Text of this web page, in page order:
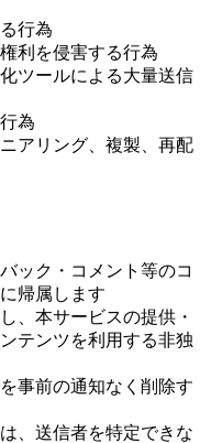
行為
利を侵害する行為
ツールによる大量送信
為
アリング、複製、再配
ック・コメント等のコ
帰属します
、本サービスの提供・
テンツを利用する非独
事前の通知なく削除す
、送信者を特定できな